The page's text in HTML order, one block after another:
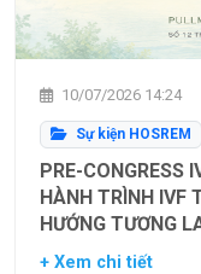
10/07/2026 14:24
Sự kiện HOSREM
PRE-CONGRESS
HÀNH TRÌNH IVF
HƯỚNG TƯƠNG
+ Xem chi tiết